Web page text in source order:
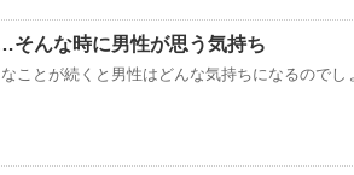
そんな時に男性が思う気持ち
ことが続くと男性はどんな気持ちになるのでし